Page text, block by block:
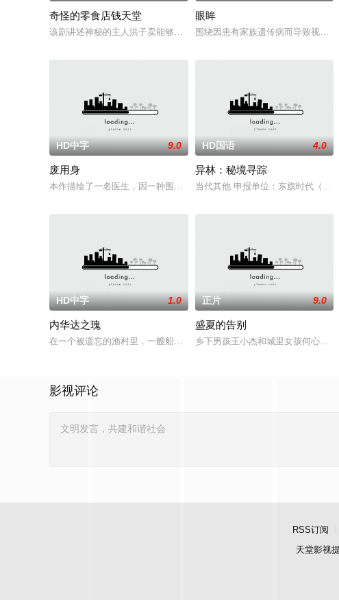
奇怪的零食店钱天堂
该剧讲述神秘的主人洪子卖能够实现人们愿望的神秘零食，以及人们来到
眼眸
围绕因患有家族遗传病而导致视力
HD中字 9.0
废用身
本作描绘了一名医生，因一种围绕“废用身”——因瘫痪等原因已无恢复可
HD国语 4.0
异林：秘境寻踪
当代其他 申报单位：东旗时代（北
HD中字 1.0
内华达之瑰
在一个被遗忘的渔村里，一艘船神秘地出现在旧港口。“内华达之瑰”号三
正片 9.0
盛夏的告别
乡下男孩王小杰和城里女孩何心琪
影视评论
RSS订阅
天堂影视